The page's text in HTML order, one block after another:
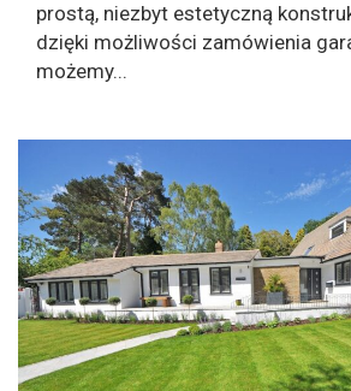
prostą, niezbyt estetyczną
dzięki możliwości zamówienia
możemy...